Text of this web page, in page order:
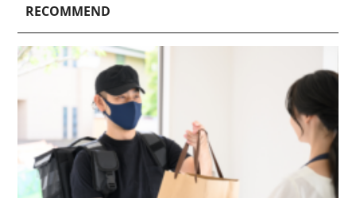
2025/ 3 (4)
2025/ 2 (5)
2025/ 1 (4)
2024/ 3 (5)
2024/ 2 (4)
2024/ 1 (5)
2023/ 6 (2)
2023/ 5 (2)
2023/ 4 (3)
2023/ 3 (3)
2023/ 2 (2)
2023/ 1 (3)
2022/ 8 (3)
2022/ 7 (5)
2022/ 6 (4)
2022/ 5 (5)
2022/ 4 (7)
2022/ 3 (4)
2022/ 2 (5)
2021/ 9 (6)
2021/ 8 (3)
2021/ 7 (7)
2021/ 6 (5)
2021/ 5 (4)
2021/ 4 (7)
2020/ 7 (1)
RECOMMEND